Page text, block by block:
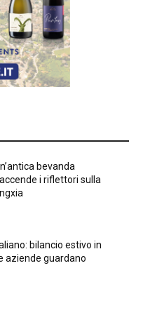
bevanda
i riflettori sulla
bilancio estivo in
aziende guardano